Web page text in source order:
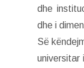
dhe
dhe i
Së
universitar